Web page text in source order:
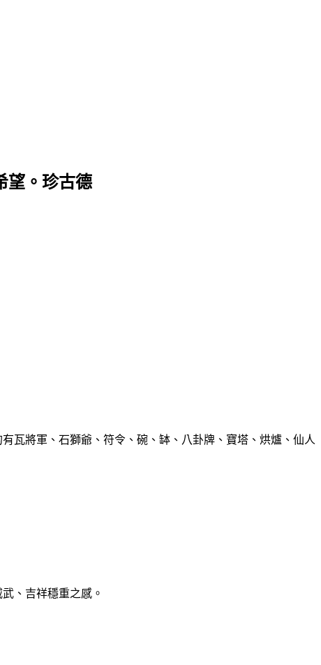
望。珍古德
瓦將軍、石獅爺、符令、碗、缽、八卦牌、寶塔、烘爐、仙人
、吉祥穩重之感。